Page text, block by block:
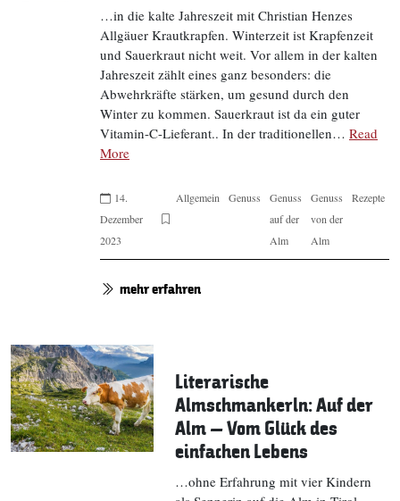
…in die kalte Jahreszeit mit Christian Henzes
Allgäuer Krautkrapfen. Winterzeit ist Krapfenzeit
und Sauerkraut nicht weit. Vor allem in der kalten
Jahreszeit zählt eines ganz besonders: die
Abwehrkräfte stärken, um gesund durch den
Winter zu kommen. Sauerkraut ist da ein guter
Vitamin-C-Lieferant.. In der traditionellen… Read
More
14.
Dezember
2023
Allgemein Genuss
Genuss
auf der
Alm
Genuss
von der
Alm
Rezepte
mehr erfahren
Literarische
Almschmankerln: Auf der
Alm – Vom Glück des
einfachen Lebens
…ohne Erfahrung mit vier Kindern